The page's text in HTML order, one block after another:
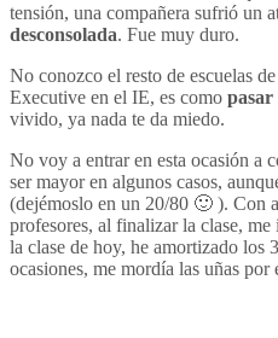
tensión, una compañera sufrió un
desconsolada. Fue muy duro.
No conozco el resto de escuelas
Executive en el IE, es como pasar
vivido, ya nada te da miedo.
No voy a entrar en esta ocasión a
ser mayor en algunos casos,
(dejémoslo en un 20/80 🙂 ). Con
profesores, al finalizar la clase,
la clase de hoy, he amortizado los
ocasiones, me mordía las uñas por